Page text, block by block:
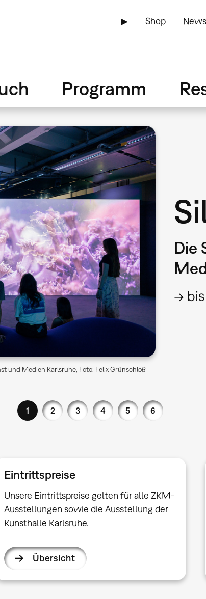
▶ Shop
Programm
und Medien Karlsruhe, Foto: Felix Grünschloß
Die
→ bis
1 2 3 4 5 6
Eintrittspreise
Unsere Eintrittspreise gelten für alle ZKM-
Ausstellungen sowie die Ausstellung der
Kunsthalle Karlsruhe.
Übersicht